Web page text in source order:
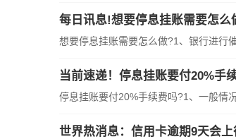
每日讯息!想要停息挂账需要怎么
想要停息挂账需要怎么做?1、银行进行
当前速递！停息挂账要付20%手
停息挂账要付20%手续费吗?1、一般情
世界热消息：信用卡逾期9天会